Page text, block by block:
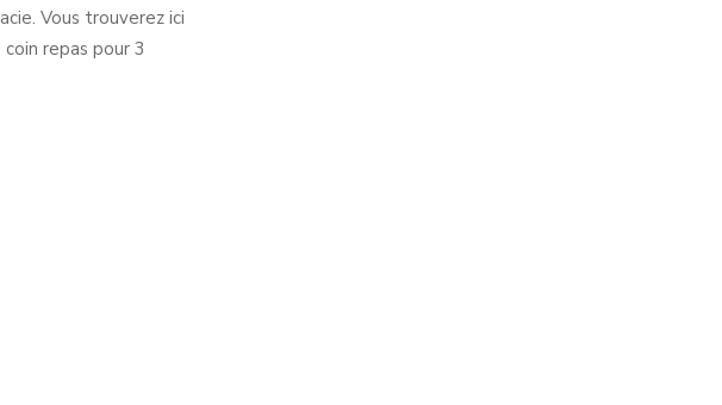
Vous trouverez ici
repas pour 3